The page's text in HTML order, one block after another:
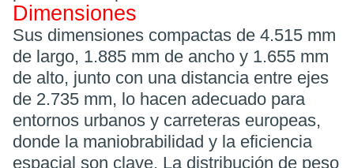
Dimensiones
Sus dimensiones compactas de 4.515 mm
de largo, 1.885 mm de ancho y 1.655 mm
de alto, junto con una distancia entre ejes
de 2.735 mm, lo hacen adecuado para
entornos urbanos y carreteras europeas,
donde la maniobrabilidad y la eficiencia
espacial son clave. La distribución de peso